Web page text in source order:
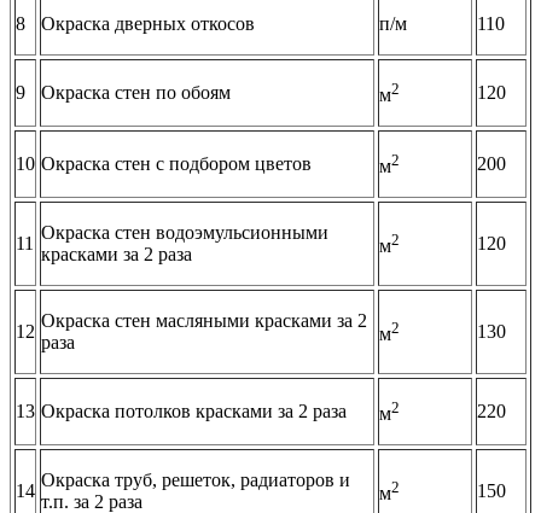
8 Окраска дверных откосов п/м 110
9 Окраска стен по обоям м2 120
10 Окраска стен с подбором цветов м2 200
11
Окраска стен водоэмульсионными
красками за 2 раза
м2 120
12
Окраска стен масляными красками за 2
раза
м2 130
13 Окраска потолков красками за 2 раза м2 220
14
Окраска труб, решеток, радиаторов и
т.п. за 2 раза
м2 150